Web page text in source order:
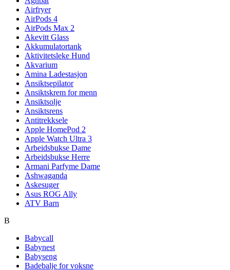
Airfryer
AirPods 4
AirPods Max 2
Akevitt Glass
Akkumulatortank
Aktivitetsleke Hund
Akvarium
Amina Ladestasjon
Ansiktsepilator
Ansiktskrem for menn
Ansiktsolje
Ansiktsrens
Antitrekksele
Apple HomePod 2
Apple Watch Ultra 3
Arbeidsbukse Dame
Arbeidsbukse Herre
Armani Parfyme Dame
Ashwaganda
Askesuger
Asus ROG Ally
ATV Barn
B
Babycall
Babynest
Babyseng
Badebalje for voksne